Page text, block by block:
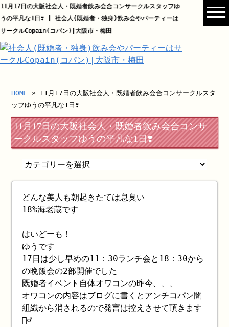
11月17日の大阪社会人・既婚者飲み会合コンサークルスタッフゆ
うの平凡な1日❣️ | 社会人(既婚者・独身)飲み会やパーティーは
サークルCopain(コパン)|大阪市・梅田
HOME » 11月17日の大阪社会人・既婚者飲み会合コンサークルスタ
ッフゆうの平凡な1日❣️
11月17日の大阪社会人・既婚者飲み会合コンサ
ークルスタッフゆうの平凡な1日❣️
どんな美人も朝起きたては息臭い
18%海老蔵です
はいどーも！
ゆうです
17日は少し早めの11：30ランチ会と18：30から
の晩飯会の2部開催でした
既婚者イベント自体オワコンの昨今、、、
オワコンの内容はブログに書くとアンチコパン闇
組織から消されるので発言は控えさせて頂きます
🙇‍♂️